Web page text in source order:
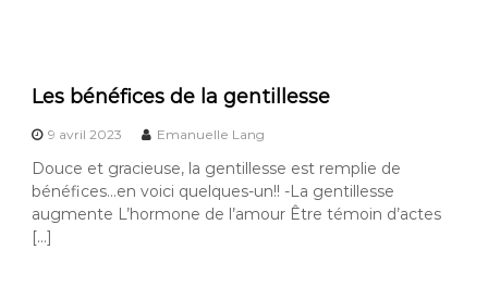
Les bénéfices de la gentillesse
9 avril 2023 Emanuelle Lang
Douce et gracieuse, la gentillesse est remplie de
bénéfices…en voici quelques-un!! -La gentillesse
augmente L’hormone de l’amour Être témoin d’actes
[…]